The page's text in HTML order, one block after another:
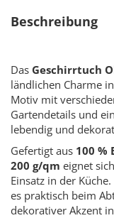
Beschreibung
Das Geschirrtuch
ländlichen Charme
Motiv mit
Gartendetails und
lebendig und
Gefertigt aus 100 %
200 g/qm eignet
Einsatz in der
es praktisch beim
dekorativer Akzent